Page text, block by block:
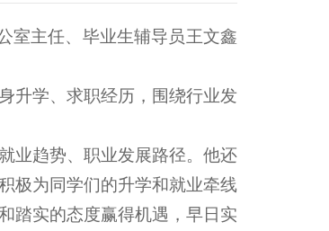
室主任、毕业生辅导员王文鑫
升学、求职经历，围绕行业发
业趋势、职业发展路径。他还
极为同学们的升学和就业牵线
踏实的态度赢得机遇，早日实